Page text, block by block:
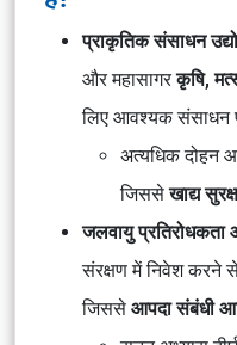
प्राकृतिक संसाधन
और महासागरकृषि,
लिए आवश्यक संसाधन
अत्यधिक दोहन
जिससेखाद्य
जलवायु
संरक्षण में निवेश करने
जिससे आपदा संबंधी